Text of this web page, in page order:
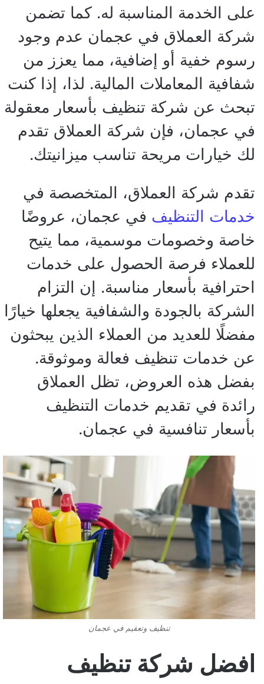
على الخدمة المناسبة له. كما تضمن
شركة العملاق في عجمان عدم وجود
رسوم خفية أو إضافية، مما يعزز من
شفافية المعاملات المالية. لذا، إذا كنت
تبحث عن شركة تنظيف بأسعار معقولة
في عجمان، فإن شركة العملاق تقدم
لك خيارات مريحة تناسب ميزانيتك.
تقدم شركة العملاق، المتخصصة في
خدمات التنظيف في عجمان، عروضًا
خاصة وخصومات موسمية، مما يتيح
للعملاء فرصة الحصول على خدمات
احترافية بأسعار مناسبة. إن التزام
الشركة بالجودة والشفافية يجعلها خيارًا
مفضلًا للعديد من العملاء الذين يبحثون
عن خدمات تنظيف فعالة وموثوقة.
بفضل هذه العروض، تظل العملاق
رائدة في تقديم خدمات التنظيف
بأسعار تنافسية في عجمان.
تنظيف وتعقيم في عجمان
افضل شركة تنظيف